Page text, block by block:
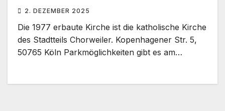
2. DEZEMBER 2025
Die 1977 erbaute Kirche ist die katholische Kirche
des Stadtteils Chorweiler. Kopenhagener Str. 5,
50765 Köln Parkmöglichkeiten gibt es am…